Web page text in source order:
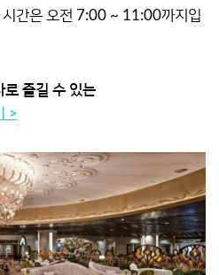
시간은 오전 7:00 ~ 11:00까지입
로 즐길 수 있는
>